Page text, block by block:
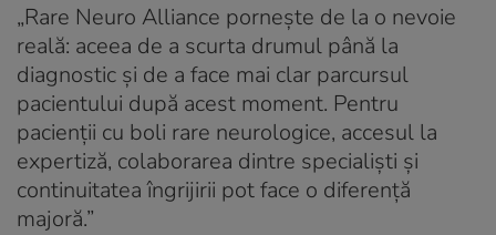
„Rare Neuro Alliance pornește de la o nevoie
reală: aceea de a scurta drumul până la
diagnostic și de a face mai clar parcursul
pacientului după acest moment. Pentru
pacienții cu boli rare neurologice, accesul la
expertiză, colaborarea dintre specialiști și
continuitatea îngrijirii pot face o diferență
majoră.”